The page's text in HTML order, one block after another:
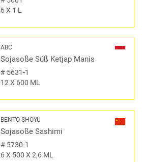
6 X 1 L
ABC
Sojasoße Süß Ketjap Manis
#5631-1
12 X 600 ML
BENTO SHOYU
Sojasoße Sashimi
#5730-1
6 X 500 X 2,6 ML